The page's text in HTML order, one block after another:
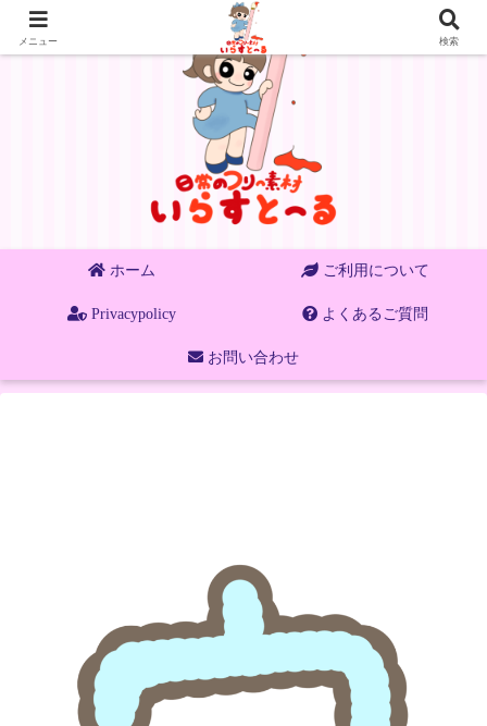
ホーム ご利用について
Privacypolicy よくあるご質問
お問い合わせ
メニュー 検索